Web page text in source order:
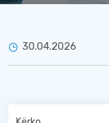
30.04.2026